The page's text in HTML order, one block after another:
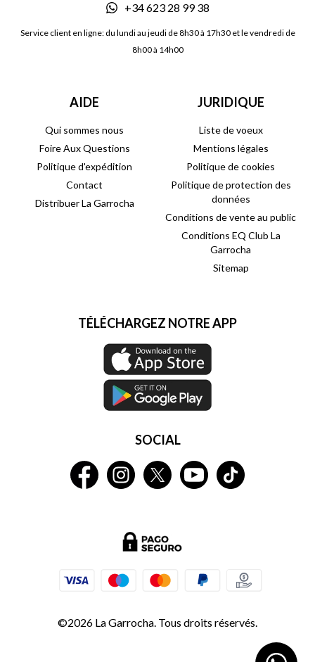
+34 623 28 99 38
Service client en ligne: du lundi au jeudi de 8h30 à 17h30 et le vendredi de
8h00 à 14h00
AIDE
Qui sommes nous
Foire Aux Questions
Politique d'expédition
Contact
Distribuer La Garrocha
JURIDIQUE
Liste de voeux
Mentions légales
Politique de cookies
Politique de protection des
données
Conditions de vente au public
Conditions EQ Club La
Garrocha
Sitemap
TÉLÉCHARGEZ NOTRE APP
SOCIAL
©2026 La Garrocha. Tous droits réservés.